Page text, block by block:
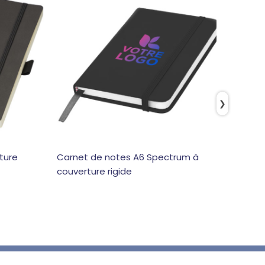
Carnet de notes A6 Spectrum à
couverture rigide
❯